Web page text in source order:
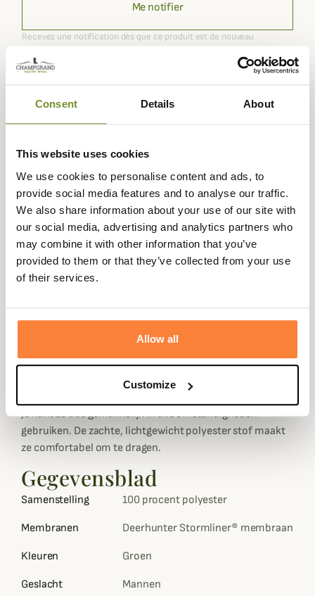
Consent Details About
This website uses cookies
We use cookies to personalise content and ads, to
provide social media features and to analyse our traffic.
We also share information about your use of our site with
our social media, advertising and analytics partners who
may combine it with other information that you’ve
provided to them or that they’ve collected from your use
of their services.
Allow all
Customize
Me notifier
Recevez une notification dès que ce produit est de nouveau
Expédié dans
la journée
Échange ou
retour sous
Paiement
Paiement en
Beschrijving
Om je te beschermen tegen de regen heeft Deerhunter
deze overbroek ontworpen met Stormliner membraan en
De Surivor regenbroek is gemakkelijk te vervoeren
te vouwen en nemen weinig ruimte in beslag.
Je kunt ze dus gemakkelijk in alle omstandigheden
gebruiken. De zachte, lichtgewicht polyester stof maakt
ze comfortabel om te dragen.
Gegevensblad
Samenstelling 100 procent polyester
Membranen Deerhunter Stormliner® membraan
Kleuren Groen
Geslacht Mannen